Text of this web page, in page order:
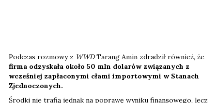
Podczas rozmowy z WWDTarang Amin zdradził również, że
firma odzyskała około 50 mln dolarów związanych z
wcześniej zapłaconymi cłami importowymi w Stanach
Zjednoczonych.
Środki nie trafią jednak na poprawę wyniku finansowego, lecz